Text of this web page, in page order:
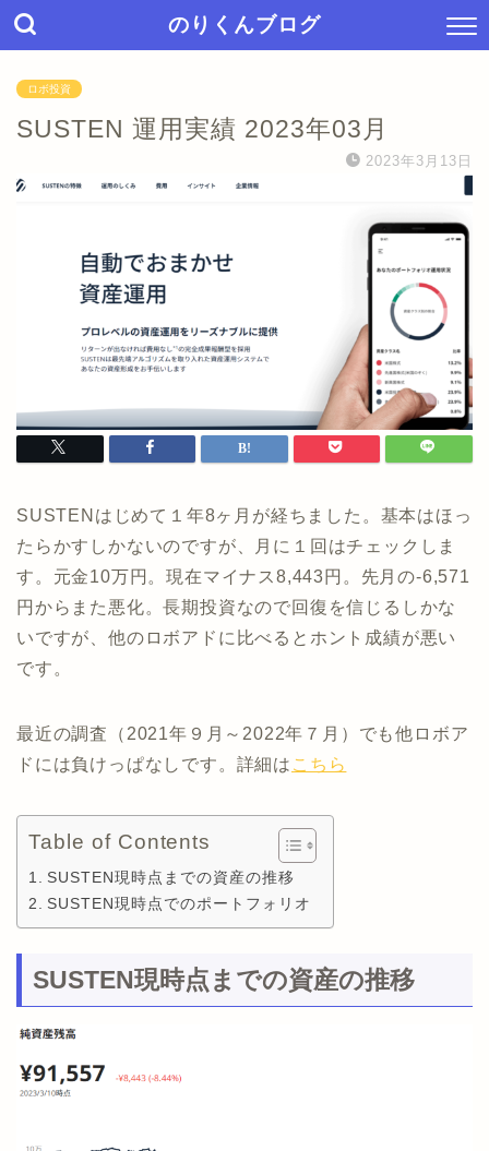
のりくんブログ
ロボ投資
SUSTEN 運用実績 2023年03月
2023年3月13日
SUSTENはじめて１年8ヶ月が経ちました。基本はほっ
たらかすしかないのですが、月に１回はチェックしま
す。元金10万円。現在マイナス8,443円。先月の-6,571
円からまた悪化。長期投資なので回復を信じるしかな
いですが、他のロボアドに比べるとホント成績が悪い
です。
最近の調査（2021年９月～2022年７月）でも他ロボア
ドには負けっぱなしです。詳細は こちら
Table of Contents
SUSTEN現時点までの資産の推移
SUSTEN現時点でのポートフォリオ
SUSTEN現時点までの資産の推移